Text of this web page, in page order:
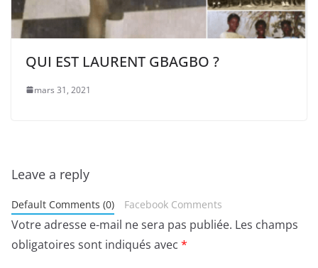
QUI EST LAURENT GBAGBO ?
mars 31, 2021
Leave a reply
Default Comments (0) Facebook Comments
Votre adresse e-mail ne sera pas publiée. Les champs
obligatoires sont indiqués avec *